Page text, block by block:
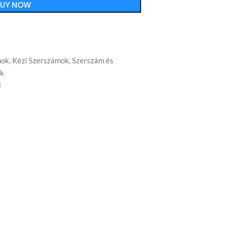
NOW
, Kézi Szerszámok,Szerszám és